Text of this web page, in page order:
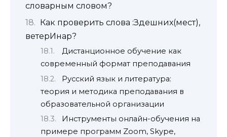
словарным словом?
Как проверить слова :Здешних(мест),
ветерИнар?
Дистанционное обучение как
современный формат преподавания
Русский язык и литература:
теория и методика преподавания в
образовательной организации
Инструменты онлайн-обучения на
примере программ Zoom, Skype,